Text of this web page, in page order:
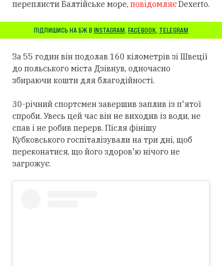
переплисти Балтійське море, повідомляєDexerto.
ПІДПИШИСЬ НА БЖ В INSTAGRAM, FACEBOOK, TELEGRAM
За 55 годин він подолав 160 кілометрів зі Швеції
до польського міста Дзівнув, одночасно
збираючи кошти для благодійності.
30-річний спортсмен завершив заплив із п'ятої
спроби. Увесь цей час він не виходив із води, не
спав і не робив перерв. Після фінішу
Кубковського госпіталізували на три дні, щоб
переконатися, що його здоров'ю нічого не
загрожує.